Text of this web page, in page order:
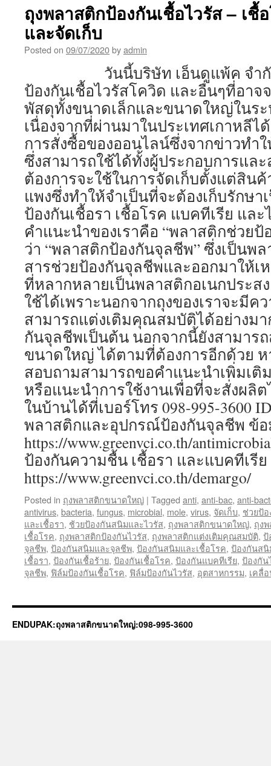
ถุงพลาสติกป้องกันเชื้อไวรัส – เชื้
และจัดเก็บ
Posted on 09/07/2020byadmin
วันนี้บริษัท เอ็นดูแพ้ค จำกัด
ป้องกันเชื้อไวรัสโควิด และอื่นๆที่อา
พัสดุทั้งขนาดเล็กและขนาดใหญ่ในระ
เนื่องจากที่ผ่านมาในประเทศเกาหลี
การสั่งซื้อของออนไลน์ซึ่งจากข่าวทำ
ซึ่งสามารถใช้ได้ทั้งผู้ประกอบการแล
ต้องการจะใช้ในการจัดเก็บตั้งแต่สิน
แพงซึ่งทำให้จำเป็นที่จะต้องเก็บรักษา
ป้องกันเชื้อรา เชื้อโรค แบคที
คำแนะนำของเราคือ “พลาสติกช่วยป้
ว่า “พลาสติกป้องกันจุลชีพ” ซึ่งเป็นพ
สารช่วยป้องกันจุลชีพและออกมาให้เ
ที่หลากหลายเป็นพลาสติกอเนกประส
ใช้ได้เพราะนอกจากถุงของเราจะมีค
สามารถแต่งเติมคุณสมบัติได้อย่างมา
กันจุลชีพเป็นต้น นอกจากนี้ยังสามาร
ขนาดใหญ่ ได้ตามที่ต้องการอีกด้วย
สอบถามสามารถขอคำแนะนำเพิ่มเติ
หรือแนะนำการใช้งานเพื่อที่จะสั่งผลิ
ในบ้านได้ที่เบอร์โทร 098-995-3600
พลาสติกและอุปกรณ์ป้องกันจุลชีพ ข้อ
https://www.greenvci.co.th/
ป้องกันความชื้น เชื้อรา และแบคทีเรี
https://www.greenvci.co.th/demargo/
Posted in ถุงพลาสติกขนาดใหญ่ | Tagged anti, anti-bac, anti-
antivirus, bacteria, fungus, microbial, mole, virus, จัดเก็บ, ช่วยป้
และเชื้อรา, ช้วยป้องกันสนิมและไวรัส, ถุงพลาสติกขนาดใหญ่, ถุง
เชื้อโรค, ถุงพลาสติกป้องกันไวรัส, ถุงพลาสติกแต่งเติมคุณสมบัติ, ป้
จุลชีพ, ป้องกันสนิมและจุลชีพ, ป้องกันสนิมและเชื้อโรค, ป้องกันสนิ
เชื้อรา, ป้องกันเชื้อร้าย, ป้องกันเชื้อโรค, ป้องกันแบคทีเรีย, ป้องกัน
จุลชีพ, ฟิล์มป้องกันเชื้อโรค, ฟิล์มป้องกันไวรัส, อุตสาหกรรม, เคลื่
ENDUPAK:ถุงพลาสติกขนาดใหญ่:098-995-3600